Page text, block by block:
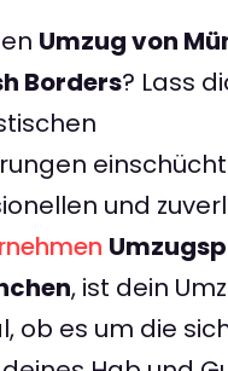
Umzug von
Borders? Lass
und
, ist dein
ob es um die